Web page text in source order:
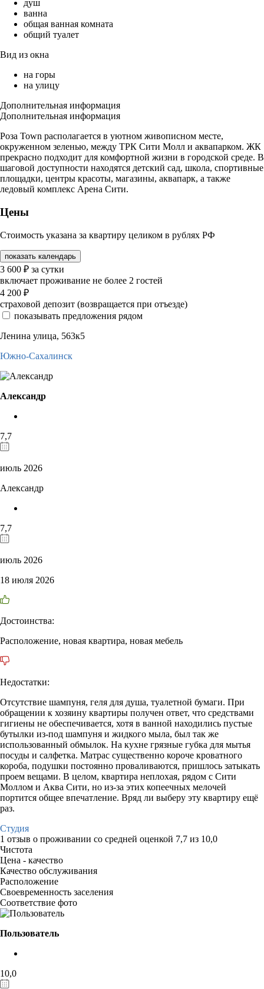
душ
ванна
общая ванная комната
общий туалет
Вид из окна
на горы
на улицу
Дополнительная информация
Дополнительная информация
Роза Town располагается в уютном живописном месте,
окруженном зеленью, между ТРК Сити Молл и аквапарком. ЖК
прекрасно подходит для комфортной жизни в городской среде. В
шаговой доступности находятся детский сад, школа, спортивные
площадки, центры красоты, магазины, аквапарк, а также
ледовый комплекс Арена Сити.
Цены
Стоимость указана за квартиру целиком в рублях РФ
показать календарь
3 600 ₽ за сутки
включает проживание не более 2 гостей
4 200 ₽
страховой депозит (возвращается при отъезде)
показывать предложения рядом
Ленина улица, 563к5
Южно-Сахалинск
Александр
7,7
июль 2026
Александр
7,7
июль 2026
18 июля 2026
Достоинства:
Расположение, новая квартира, новая мебель
Недостатки:
Отсутствие шампуня, геля для душа, туалетной бумаги. При
обращении к хозяину квартиры получен ответ, что средствами
гигиены не обеспечивается, хотя в ванной находились пустые
бутылки из-под шампуня и жидкого мыла, был так же
использованный обмылок. На кухне грязные губка для мытья
посуды и салфетка. Матрас существенно короче кроватного
короба, подушки постоянно проваливаются, пришлось затыкать
проем вещами. В целом, квартира неплохая, рядом с Сити
Моллом и Аква Сити, но из-за этих копеечных мелочей
портится общее впечатление. Вряд ли выберу эту квартиру ещё
раз.
Студия
1 отзыв о проживании со средней оценкой 7,7 из 10,0
Чистота
Цена - качество
Качество обслуживания
Расположение
Своевременность заселения
Соответствие фото
Пользователь
10,0